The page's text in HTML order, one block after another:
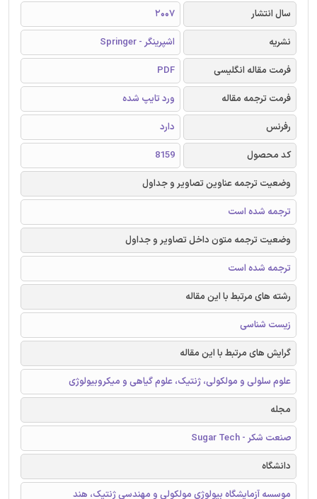
سال انتشار
2007
نشریه
اشپرینگر - Springer
فرمت مقاله انگلیسی
PDF
فرمت ترجمه مقاله
ورد تایپ شده
رفرنس
دارد
کد محصول
8159
وضعیت ترجمه عناوین تصاویر و جداول
ترجمه شده است
وضعیت ترجمه متون داخل تصاویر و جداول
ترجمه شده است
رشته های مرتبط با این مقاله
زیست شناسی
گرایش های مرتبط با این مقاله
علوم سلولی و مولکولی، ژنتیک، علوم گیاهی و میکروبیولوژی
مجله
صنعت شکر - Sugar Tech
دانشگاه
موسسه آزمایشگاه بیولوژی مولکولی و مهندسی ژنتیک، هند